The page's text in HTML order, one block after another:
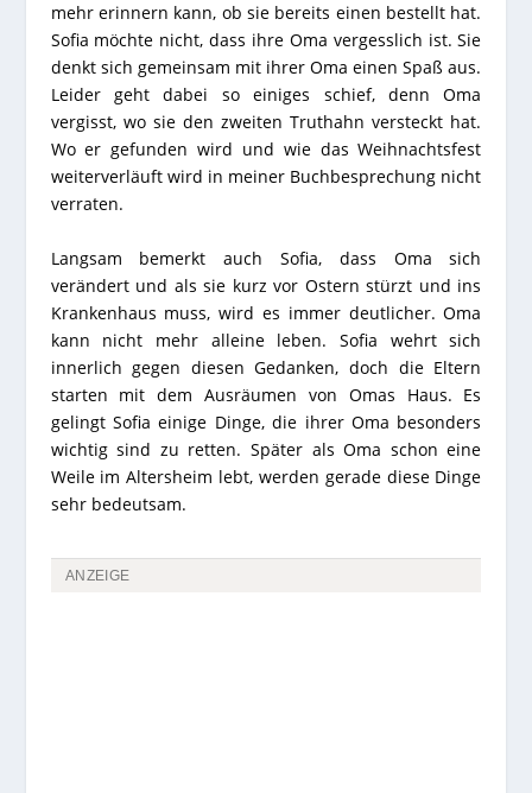
mehr erinnern kann, ob sie bereits einen bestellt hat.
Sofia möchte nicht, dass ihre Oma vergesslich ist. Sie
denkt sich gemeinsam mit ihrer Oma einen Spaß aus.
Leider geht dabei so einiges schief, denn Oma
vergisst, wo sie den zweiten Truthahn versteckt hat.
Wo er gefunden wird und wie das Weihnachtsfest
weiterverläuft wird in meiner Buchbesprechung nicht
verraten.
Langsam bemerkt auch Sofia, dass Oma sich
verändert und als sie kurz vor Ostern stürzt und ins
Krankenhaus muss, wird es immer deutlicher. Oma
kann nicht mehr alleine leben. Sofia wehrt sich
innerlich gegen diesen Gedanken, doch die Eltern
starten mit dem Ausräumen von Omas Haus. Es
gelingt Sofia einige Dinge, die ihrer Oma besonders
wichtig sind zu retten. Später als Oma schon eine
Weile im Altersheim lebt, werden gerade diese Dinge
sehr bedeutsam.
ANZEIGE